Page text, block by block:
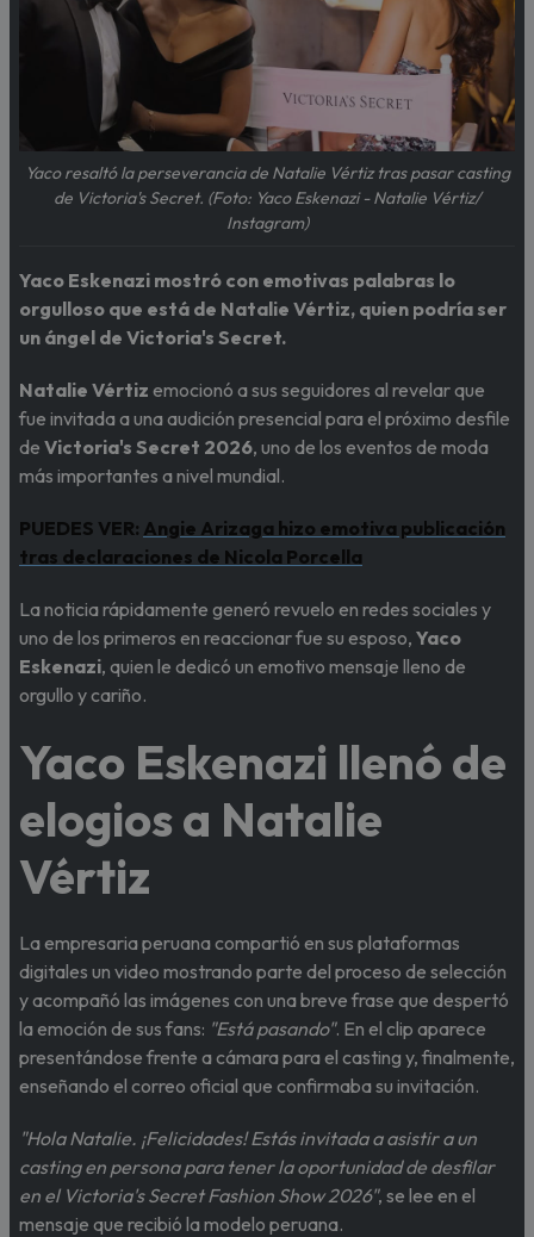
Yaco resaltó la perseverancia de Natalie Vértiz tras pasar casting
de Victoria's Secret. (Foto: Yaco Eskenazi - Natalie Vértiz/
Instagram)
Yaco Eskenazi mostró con emotivas palabras lo
orgulloso que está de Natalie Vértiz, quien podría ser
un ángel de Victoria's Secret.
Natalie Vértiz emocionó a sus seguidores al revelar que
fue invitada a una audición presencial para el próximo desfile
de Victoria's Secret 2026, uno de los eventos de moda
más importantes a nivel mundial.
PUEDES VER: Angie Arizaga hizo emotiva publicación
tras declaraciones de Nicola Porcella
La noticia rápidamente generó revuelo en redes sociales y
uno de los primeros en reaccionar fue su esposo, Yaco
Eskenazi, quien le dedicó un emotivo mensaje lleno de
orgullo y cariño.
Yaco Eskenazi llenó de
elogios a Natalie
Vértiz
La empresaria peruana compartió en sus plataformas
digitales un video mostrando parte del proceso de selección
y acompañó las imágenes con una breve frase que despertó
la emoción de sus fans: "Está pasando". En el clip aparece
presentándose frente a cámara para el casting y, finalmente,
enseñando el correo oficial que confirmaba su invitación.
"Hola Natalie. ¡Felicidades! Estás invitada a asistir a un
casting en persona para tener la oportunidad de desfilar
en el Victoria's Secret Fashion Show 2026", se lee en el
mensaje que recibió la modelo peruana.